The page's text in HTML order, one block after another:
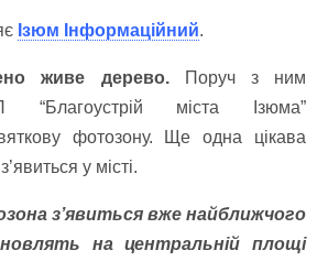
Ізюм Інформаційний.
живе дерево.Поруч з ним
“Благоустрій міста Ізюма”
фотозону. Ще одна цікава
у місті.
з’явиться вже найближчого
на центральній площі